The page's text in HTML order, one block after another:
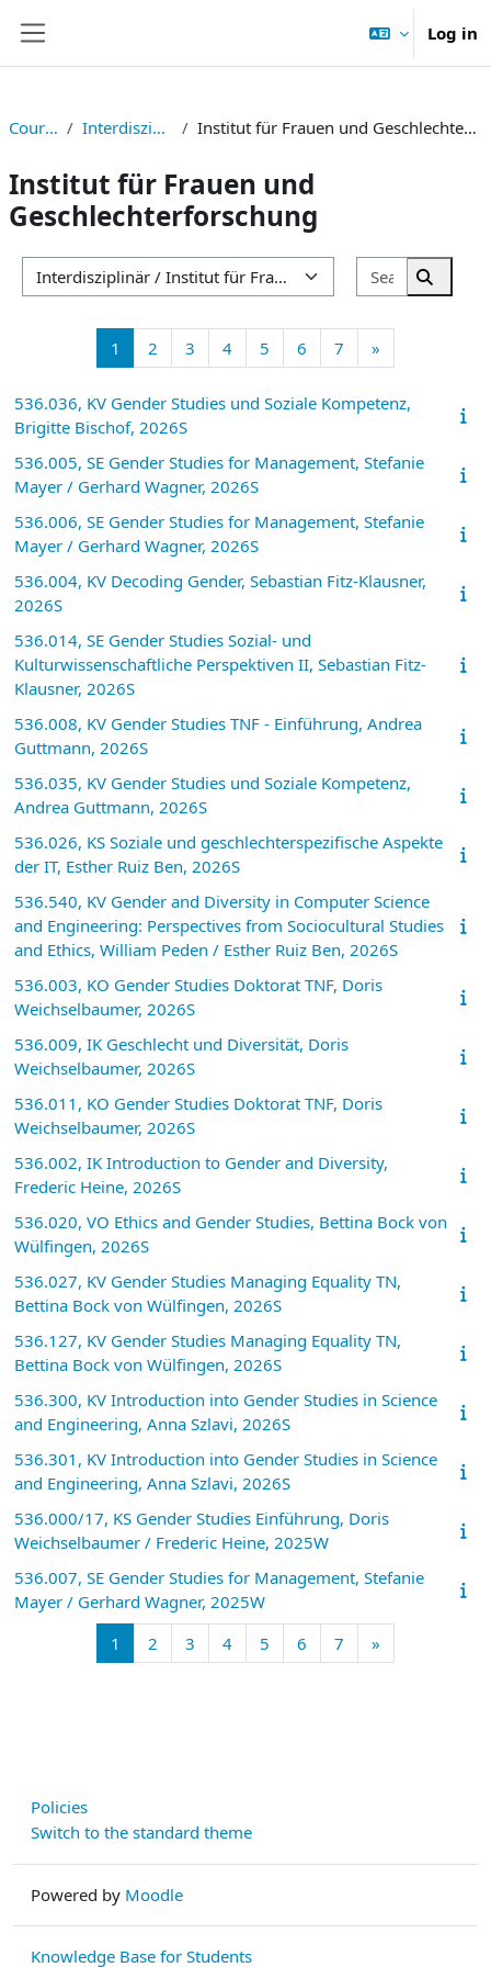
Log in
Courses Interdisziplinär Institut für Frauen und Geschlechterforschung
Institut für Frauen und
Geschlechterforschung
Course categories
Search
Search
1 Page 1
2 Page 2
3 Page 3
4Page 4
5 Page 5
6 Page 6
7 Page 7
»
536.036, KV Gender Studies und Soziale Kompetenz,
Brigitte Bischof, 2026S
536.005, SE Gender Studies for Management, Stefanie
Mayer / Gerhard Wagner, 2026S
536.006, SE Gender Studies for Management, Stefanie
Mayer / Gerhard Wagner, 2026S
536.004, KV Decoding Gender, Sebastian Fitz-Klausner,
2026S
536.014, SE Gender Studies Sozial- und
Kulturwissenschaftliche Perspektiven II, Sebastian Fitz-
Klausner, 2026S
536.008, KV Gender Studies TNF - Einführung, Andrea
Guttmann, 2026S
536.035, KV Gender Studies und Soziale Kompetenz,
Andrea Guttmann, 2026S
536.026, KS Soziale und geschlechterspezifische Aspekte
der IT, Esther Ruiz Ben, 2026S
536.540, KV Gender and Diversity in Computer Science
and Engineering: Perspectives from Sociocultural Studies
and Ethics, William Peden / Esther Ruiz Ben, 2026S
536.003, KO Gender Studies Doktorat TNF, Doris
Weichselbaumer, 2026S
536.009, IK Geschlecht und Diversität, Doris
Weichselbaumer, 2026S
536.011, KO Gender Studies Doktorat TNF, Doris
Weichselbaumer, 2026S
536.002, IK Introduction to Gender and Diversity,
Frederic Heine, 2026S
536.020, VO Ethics and Gender Studies, Bettina Bock von
Wülfingen, 2026S
536.027, KV Gender Studies Managing Equality TN,
Bettina Bock von Wülfingen, 2026S
536.127, KV Gender Studies Managing Equality TN,
Bettina Bock von Wülfingen, 2026S
536.300, KV Introduction into Gender Studies in Science
and Engineering, Anna Szlavi, 2026S
536.301, KV Introduction into Gender Studies in Science
and Engineering, Anna Szlavi, 2026S
536.000/17, KS Gender Studies Einführung, Doris
Weichselbaumer / Frederic Heine, 2025W
536.007, SE Gender Studies for Management, Stefanie
Mayer / Gerhard Wagner, 2025W
1 Page 1
2 Page 2
3 Page 3
4Page 4
5 Page 5
6 Page 6
7 Page 7
»
Policies
Switch to the standard theme
Powered by Moodle
Knowledge Base for Students